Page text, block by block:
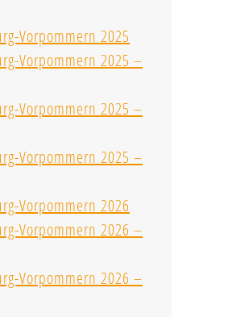
Vorpommern 2025
Vorpommern 2025 –
Vorpommern 2025 –
Vorpommern 2025 –
Vorpommern 2026
Vorpommern 2026 –
Vorpommern 2026 –